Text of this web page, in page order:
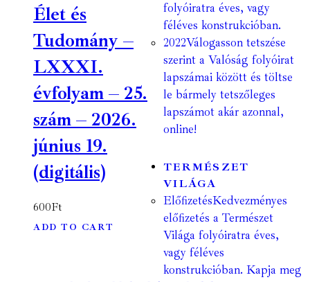
Élet és
Tudomány –
LXXXI.
évfolyam – 25.
szám – 2026.
június 19.
(digitális)
600Ft
ADD TO CART
folyóiratra éves, vagy
féléves konstrukcióban.
2022Válogasson tetszése
szerint a Valóság folyóirat
lapszámai között és töltse
le bármely tetszőleges
lapszámot akár azonnal,
online!
TERMÉSZET
VILÁGA
ElőfizetésKedvezményes
előfizetés a Természet
Világa folyóiratra éves,
vagy féléves
konstrukcióban. Kapja meg